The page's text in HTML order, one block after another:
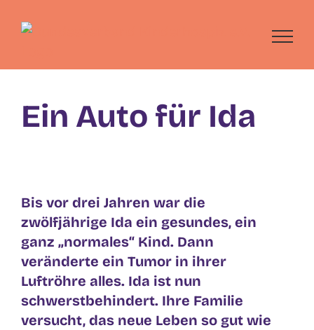
Ein Auto für Ida
Bis vor drei Jahren war die
zwölfjährige Ida ein gesundes, ein
ganz „normales“ Kind. Dann
veränderte ein Tumor in ihrer
Luftröhre alles. Ida ist nun
schwerstbehindert. Ihre Familie
versucht, das neue Leben so gut wie